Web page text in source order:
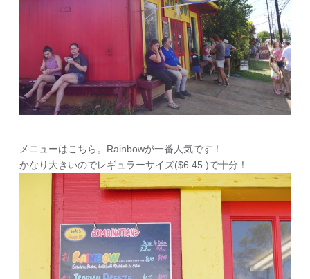
メニューはこちら。Rainbowが一番人気です！
かなり大きいのでレギュラーサイズ($6.45 )で十分！